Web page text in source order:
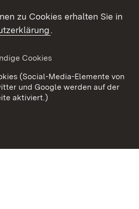
Datenschutz
Cookies
zu Cookies erhalten Sie in
.
Cookies
(Social-Media-Elemente von
und Google werden auf der
aktiviert.)